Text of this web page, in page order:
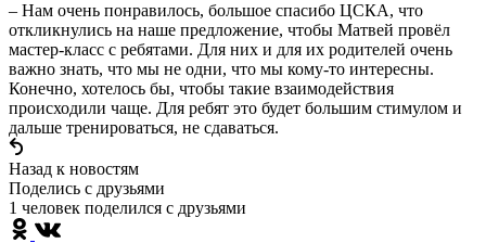
– Нам очень понравилось, большое спасибо ЦСКА, что
откликнулись на наше предложение, чтобы Матвей провёл
мастер-класс с ребятами. Для них и для их родителей очень
важно знать, что мы не одни, что мы кому-то интересны.
Конечно, хотелось бы, чтобы такие взаимодействия
происходили чаще. Для ребят это будет большим стимулом и
дальше тренироваться, не сдаваться.
Назад к новостям
Поделись c друзьями
1 человек поделился c друзьями